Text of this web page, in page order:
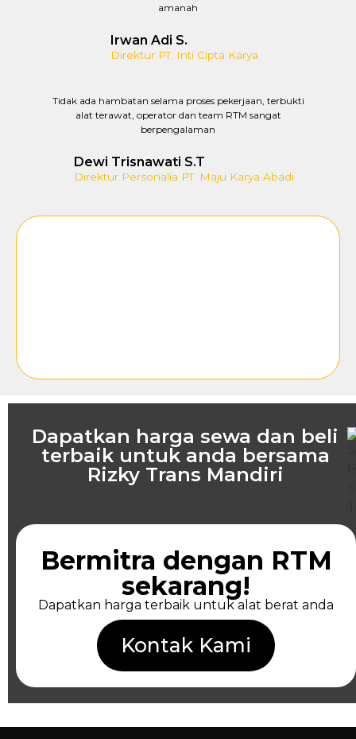
amanah
Irwan Adi S.
Direktur PT. Inti Cipta Karya
Tidak ada hambatan selama proses pekerjaan, terbukti
alat terawat, operator dan team RTM sangat
berpengalaman
Dewi Trisnawati S.T
Direktur Personalia PT. Maju Karya Abadi
Dapatkan harga sewa dan beli
terbaik untuk anda bersama
Rizky Trans Mandiri
Bermitra dengan RTM
sekarang!
Dapatkan harga terbaik untuk alat berat anda
Kontak Kami